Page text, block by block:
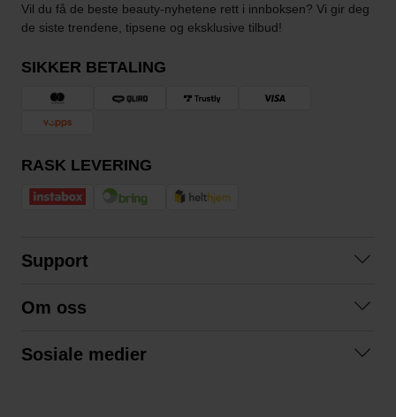
Vil du få de beste beauty-nyhetene rett i innboksen? Vi gir deg
de siste trendene, tipsene og eksklusive tilbud!
SIKKER BETALING
RASK LEVERING
Support
Kjøpsvilkår
Om oss
Sosiale medier